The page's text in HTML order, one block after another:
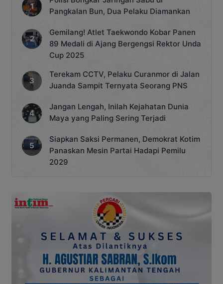
Pangkalan Bun, Dua Pelaku Diamankan
Gemilang! Atlet Taekwondo Kobar Panen
89 Medali di Ajang Bergengsi Rektor Unda
Cup 2025
Terekam CCTV, Pelaku Curanmor di Jalan
Juanda Sampit Ternyata Seorang PNS
Jangan Lengah, Inilah Kejahatan Dunia
Maya yang Paling Sering Terjadi
Siapkan Saksi Permanen, Demokrat Kotim
Panaskan Mesin Partai Hadapi Pemilu
2029